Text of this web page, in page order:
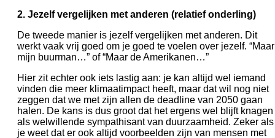
2. Jezelf vergelijken met anderen (relatief onderling)
De tweede manier is jezelf vergelijken met anderen. Dit
werkt vaak vrij goed om je goed te voelen over jezelf. “Maar
mijn buurman…” of “Maar de Amerikanen…”
Hier zit echter ook iets lastig aan: je kan altijd wel iemand
vinden die meer klimaatimpact heeft, maar dat wil nog niet
zeggen dat we met zijn allen de deadline van 2050 gaan
halen. De kans is dus groot dat het ergens wel blijft knagen
als welwillende sympathisant van duurzaamheid. Zeker als
je weet dat er ook altijd voorbeelden zijn van mensen met